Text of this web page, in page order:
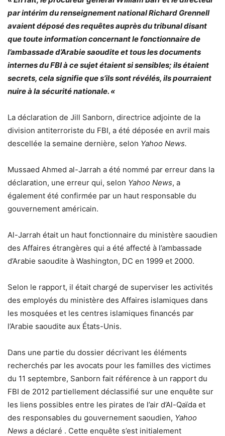
par intérim du renseignement national Richard Grennell
avaient déposé des requêtes auprès du tribunal disant
que toute information concernant le fonctionnaire de
l’ambassade d’Arabie saoudite et tous les documents
internes du FBI à ce sujet étaient si sensibles; ils étaient
secrets, cela signifie que s’ils sont révélés, ils pourraient
nuire à la sécurité nationale. «
La déclaration de Jill Sanborn, directrice adjointe de la
division antiterroriste du FBI, a été déposée en avril mais
descellée la semaine dernière, selon Yahoo News.
Mussaed Ahmed al-Jarrah a été nommé par erreur dans la
déclaration, une erreur qui, selon Yahoo News, a
également été confirmée par un haut responsable du
gouvernement américain.
Al-Jarrah était un haut fonctionnaire du ministère saoudien
des Affaires étrangères qui a été affecté à l’ambassade
d’Arabie saoudite à Washington, DC en 1999 et 2000.
Selon le rapport, il était chargé de superviser les activités
des employés du ministère des Affaires islamiques dans
les mosquées et les centres islamiques financés par
l’Arabie saoudite aux États-Unis.
Dans une partie du dossier décrivant les éléments
recherchés par les avocats pour les familles des victimes
du 11 septembre, Sanborn fait référence à un rapport du
FBI de 2012 partiellement déclassifié sur une enquête sur
les liens possibles entre les pirates de l’air d’Al-Qaïda et
des responsables du gouvernement saoudien, Yahoo
News a déclaré . Cette enquête s’est initialement